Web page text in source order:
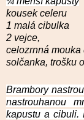
kousek celeru
1 malá cibulka
2 vejce,
celozrnná mouka
solčanka, trošku
Brambory
nastrouhanou
kapustu a cibuli.